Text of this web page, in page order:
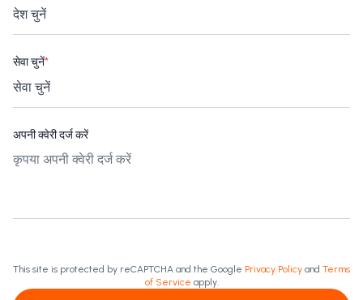
सेवा चुनें*
अपनी क्वेरी दर्ज करें
This site is protected by reCAPTCHA and the Google Privacy Policy and Terms
of Service apply.